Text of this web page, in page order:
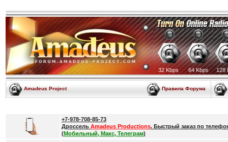
32 Kbps 64 Kbps 128
Amadeus Project Правила Форума
+7-978-708-85-73
Дроссель Amadeus Productions. Быстрый заказ по
(Мобильный, Макс, Телеграм)